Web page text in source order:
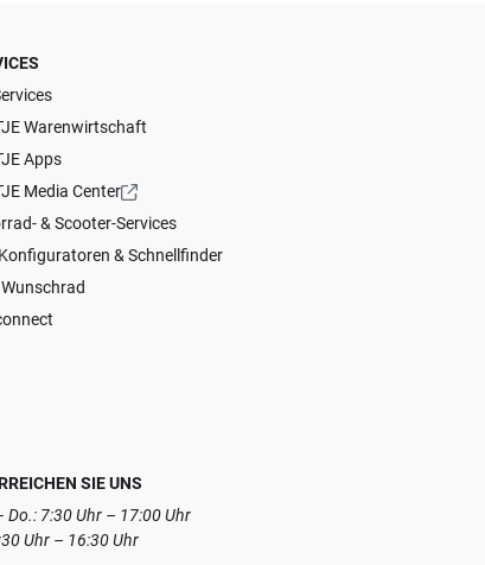
Warenwirtschaft
Apps
Media Center
& Scooter-Services
& Schnellfinder
SIE UNS
Do.: 7:30 Uhr – 17:00 Uhr
Uhr – 16:30 Uhr